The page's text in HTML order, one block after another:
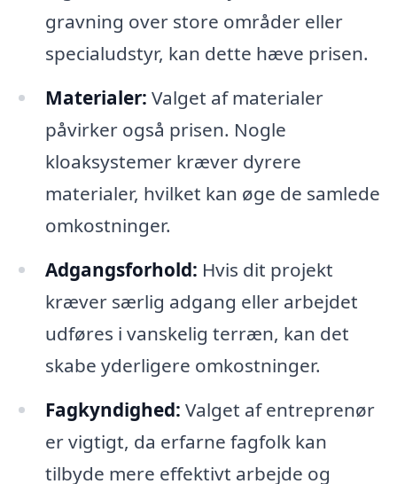
gravning over store områder eller
specialudstyr, kan dette hæve prisen.
Materialer: Valget af materialer
påvirker også prisen. Nogle
kloaksystemer kræver dyrere
materialer, hvilket kan øge de samlede
omkostninger.
Adgangsforhold: Hvis dit projekt
kræver særlig adgang eller arbejdet
udføres i vanskelig terræn, kan det
skabe yderligere omkostninger.
Fagkyndighed: Valget af entreprenør
er vigtigt, da erfarne fagfolk kan
tilbyde mere effektivt arbejde og